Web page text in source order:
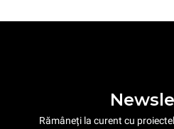
Rămâneți la curent cu